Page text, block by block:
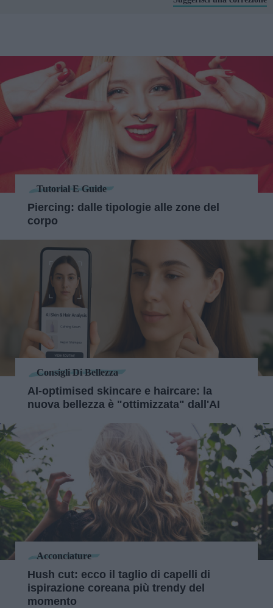
Tutorial E Guide
Piercing: dalle tipologie alle zone del
corpo
Consigli Di Bellezza
AI‑optimised skincare e haircare: la
nuova bellezza è "ottimizzata" dall'AI
Acconciature
Hush cut: ecco il taglio di capelli di
ispirazione coreana più trendy del
momento